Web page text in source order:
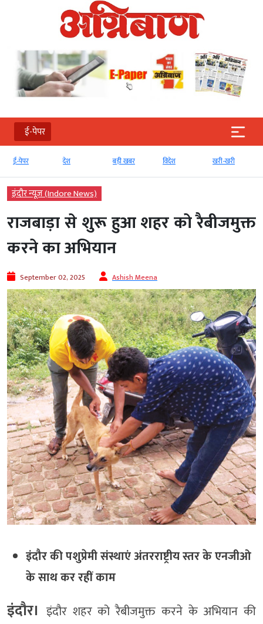
ई-पेपर
ई-पेपर देश बड़ी खबर विदेश खरी-खरी
इंदौर न्यूज़ (Indore News)
राजबाड़ा से शुरू हुआ शहर को रैबीजमुक्त
करने का अभियान
September 02, 2025 Ashish Meena
इंदौर की पशुप्रेमी संस्थाएं अंतरराष्ट्रीय स्तर के एनजीओ
के साथ कर रहीं काम
इंदौर। इंदौर शहर को रैबीजमुक्त करने के अभियान की